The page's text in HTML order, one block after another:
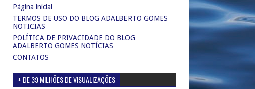
Página inicial
TERMOS DE USO DO BLOG ADALBERTO GOMES
NOTICIAS
POLÍTICA DE PRIVACIDADE DO BLOG
ADALBERTO GOMES NOTÍCIAS
CONTATOS
+ DE 39 MILHÕES DE VISUALIZAÇÕES